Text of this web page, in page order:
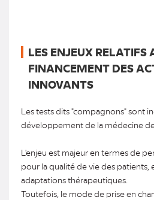
LES ENJEUX RELATIFS
FINANCEMENT DES
INNOVANTS
Les tests dits "compagnons" sont
développement de la médecine
L'enjeu est majeur en termes de
pour la qualité de vie des patients,
adaptations thérapeutiques.
Toutefois, le mode de prise en